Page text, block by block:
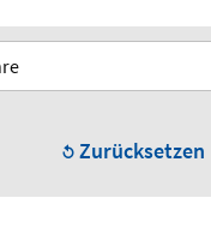
Zurücksetzen